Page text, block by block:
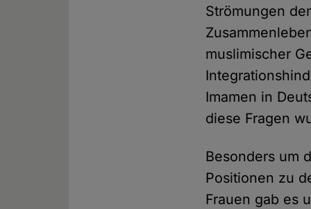
Strömungen
muslimischer
Imamen in
diese Fragen
Besonders um
Positionen zu
Frauen gab es